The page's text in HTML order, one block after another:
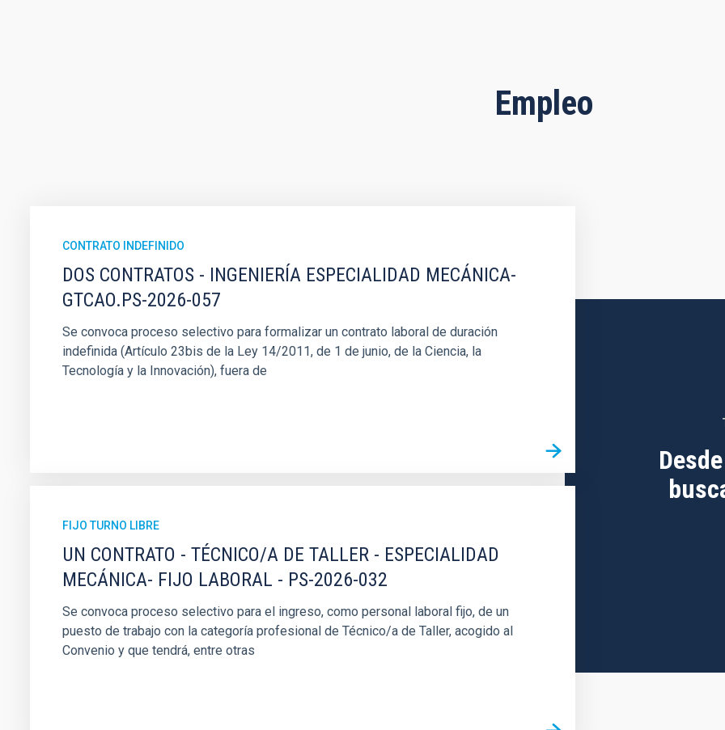
Empleo
CONTRATO INDEFINIDO
DOS CONTRATOS - INGENIERÍA ESPECIALIDAD MECÁNICA-
GTCAO.PS-2026-057
Se convoca proceso selectivo para formalizar un contrato laboral de duración
indefinida (Artículo 23bis de la Ley 14/2011, de 1 de junio, de la Ciencia, la
Tecnología y la Innovación), fuera de
FIJO TURNO LIBRE
UN CONTRATO - TÉCNICO/A DE TALLER - ESPECIALIDAD
MECÁNICA- FIJO LABORAL - PS-2026-032
Se convoca proceso selectivo para el ingreso, como personal laboral fijo, de un
puesto de trabajo con la categoría profesional de Técnico/a de Taller, acogido al
Convenio y que tendrá, entre otras